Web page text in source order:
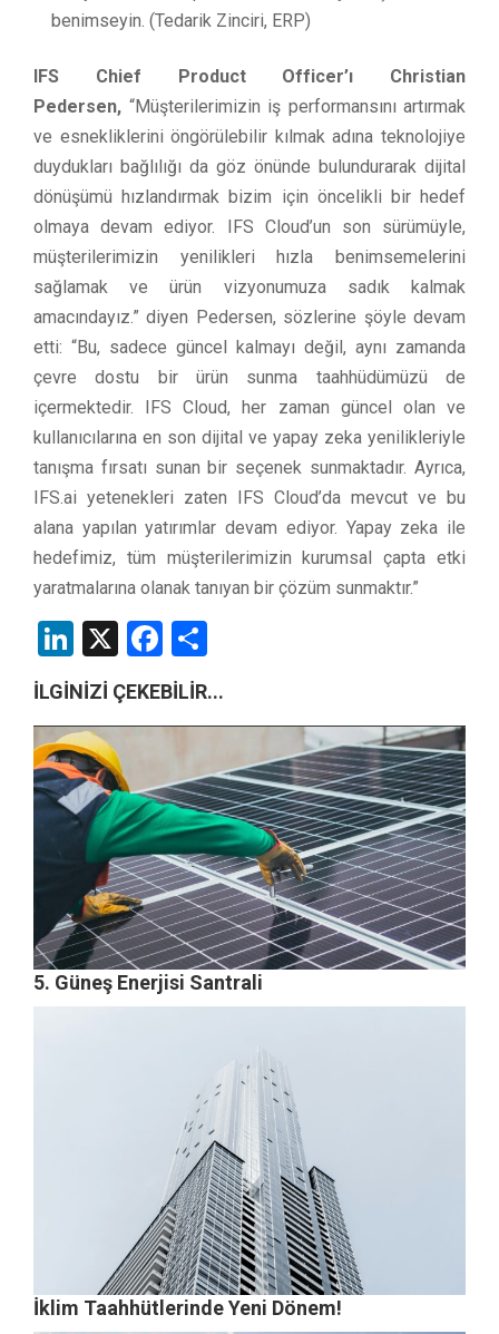
benimseyin. (Tedarik Zinciri, ERP)
IFS Chief Product Officer’ı Christian
Pedersen, “Müşterilerimizin iş performansını artırmak
ve esnekliklerini öngörülebilir kılmak adına teknolojiye
duydukları bağlılığı da göz önünde bulundurarak dijital
dönüşümü hızlandırmak bizim için öncelikli bir hedef
olmaya devam ediyor. IFS Cloud’un son sürümüyle,
müşterilerimizin yenilikleri hızla benimsemelerini
sağlamak ve ürün vizyonumuza sadık kalmak
amacındayız.” diyen Pedersen, sözlerine şöyle devam
etti: “Bu, sadece güncel kalmayı değil, aynı zamanda
çevre dostu bir ürün sunma taahhüdümüzü de
içermektedir. IFS Cloud, her zaman güncel olan ve
kullanıcılarına en son dijital ve yapay zeka yenilikleriyle
tanışma fırsatı sunan bir seçenek sunmaktadır. Ayrıca,
IFS.ai yetenekleri zaten IFS Cloud’da mevcut ve bu
alana yapılan yatırımlar devam ediyor. Yapay zeka ile
hedefimiz, tüm müşterilerimizin kurumsal çapta etki
yaratmalarına olanak tanıyan bir çözüm sunmaktır.”
LinkedIn
X Facebook
İLGİNİZİ ÇEKEBİLİR...
5. Güneş Enerjisi Santrali
İklim Taahhütlerinde Yeni Dönem!